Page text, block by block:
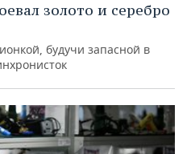
золото и серебро
будучи запасной в